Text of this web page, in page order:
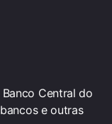
Central do
e outras